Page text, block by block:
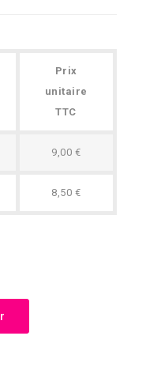
Prix
unitaire
TTC
9,00 €
8,50 €